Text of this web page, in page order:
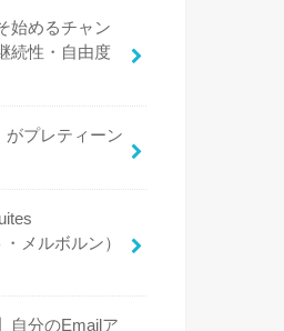
始めるチャン
続性・自由度
がプレティーン
メルボルン）
自分のEmailア